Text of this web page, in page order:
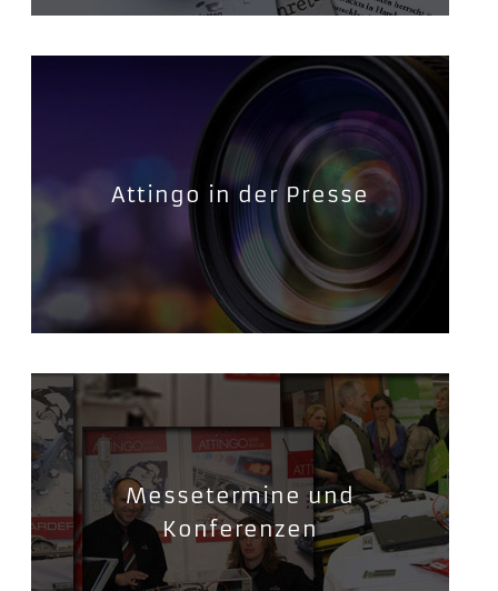
Attingo in der Presse
Messetermine und
Konferenzen